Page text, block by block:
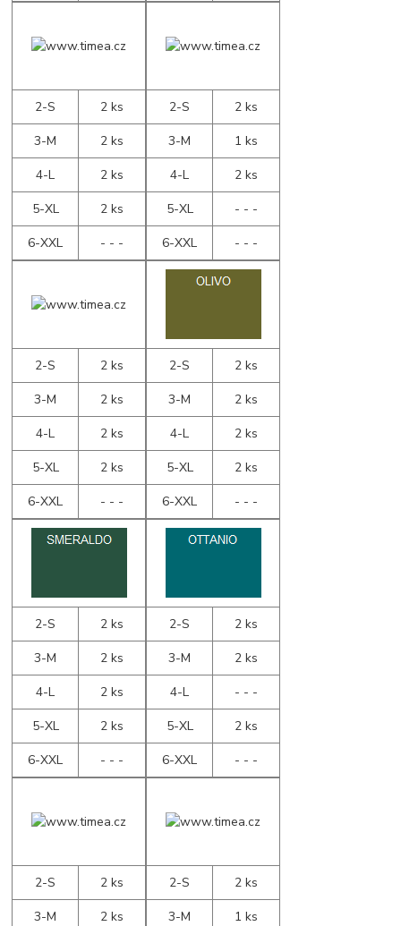
2-S
2 ks
3-M
2 ks
4-L
2 ks
5-XL
2 ks
6-XXL
- - -
2-S
2 ks
3-M
1 ks
4-L
2 ks
5-XL
- - -
6-XXL
- - -
2-S
2 ks
3-M
2 ks
4-L
2 ks
5-XL
2 ks
6-XXL
- - -
2-S
2 ks
3-M
2 ks
4-L
2 ks
5-XL
2 ks
6-XXL
- - -
2-S
2 ks
3-M
2 ks
4-L
2 ks
5-XL
2 ks
6-XXL
- - -
2-S
2 ks
3-M
2 ks
4-L
- - -
5-XL
2 ks
6-XXL
- - -
2-S
2 ks
3-M
2 ks
2-S
2 ks
3-M
1 ks